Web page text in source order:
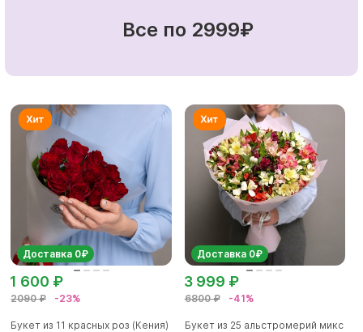
Все по 2999₽
Доставка 0₽
2090 ₽ -23%
1 600 ₽
Букет из 11 красных роз (Кения)
Доставка 0₽
6800 ₽ -41%
3 999 ₽
Букет из 25 альстромерий микс